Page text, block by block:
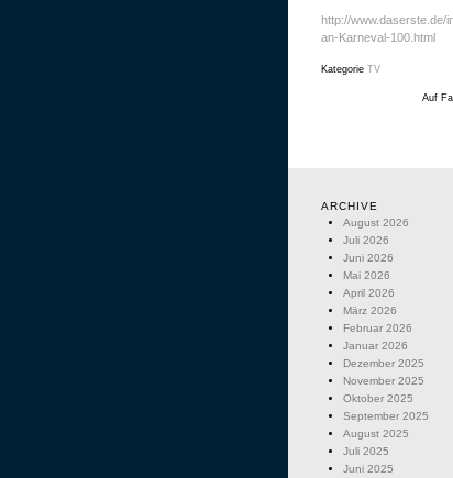
http://
an-Karneval-100.html
Kategorie TV
Auf
ARCHIVE
August 2026
Juli 2026
Juni 2026
Mai 2026
April 2026
März 2026
Februar 2026
Januar 2026
Dezember 2025
November 2025
Oktober 2025
September 2025
August 2025
Juli 2025
Juni 2025